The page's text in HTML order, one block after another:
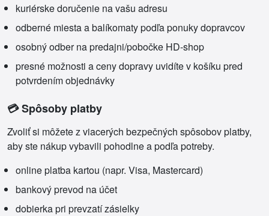
kuriérske doručenie na vašu adresu
odberné miesta a balíkomaty podľa ponuky dopravcov
osobný odber na predajni/pobočke HD-shop
presné možnosti a ceny dopravy uvidíte v košíku pred
potvrdením objednávky
💳 Spôsoby platby
Zvoliť si môžete z viacerých bezpečných spôsobov platby,
aby ste nákup vybavili pohodlne a podľa potreby.
online platba kartou (napr. Visa, Mastercard)
bankový prevod na účet
dobierka pri prevzatí zásielky